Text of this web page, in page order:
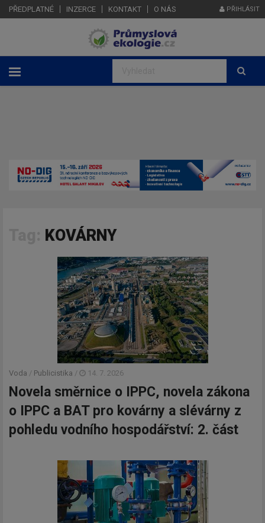
PŘEDPLATNÉ INZERCE KONTAKT O NÁS PŘIHLÁSIT
KOVÁRNY
Voda / Publicistika / 14. 7. 2026
Novela směrnice o IPPC, novela zákona
o IPPC a BAT pro kovárny a slévárny z
pohledu vodního hospodářství: 2. část